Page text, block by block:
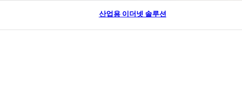
산업용 이더넷 솔루션